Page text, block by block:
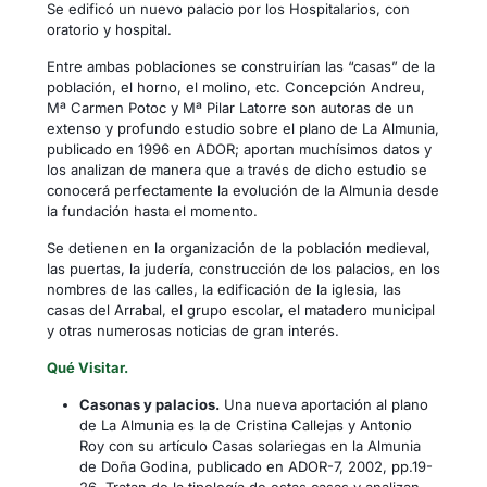
Se edificó un nuevo palacio por los Hospitalarios, con
oratorio y hospital.
Entre ambas poblaciones se construirían las “casas” de la
población, el horno, el molino, etc. Concepción Andreu,
Mª Carmen Potoc y Mª Pilar Latorre son autoras de un
extenso y profundo estudio sobre el plano de La Almunia,
publicado en 1996 en ADOR; aportan muchísimos datos y
los analizan de manera que a través de dicho estudio se
conocerá perfectamente la evolución de la Almunia desde
la fundación hasta el momento.
Se detienen en la organización de la población medieval,
las puertas, la judería, construcción de los palacios, en los
nombres de las calles, la edificación de la iglesia, las
casas del Arrabal, el grupo escolar, el matadero municipal
y otras numerosas noticias de gran interés.
Qué Visitar.
Casonas y palacios. Una nueva aportación al plano
de La Almunia es la de Cristina Callejas y Antonio
Roy con su artículo Casas solariegas en la Almunia
de Doña Godina, publicado en ADOR-7, 2002, pp.19-